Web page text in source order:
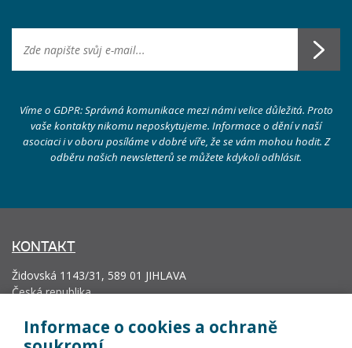
Víme o GDPR: Správná komunikace mezi námi velice důležitá. Proto
vaše kontakty nikomu neposkytujeme. Informace o dění v naší
asociaci i v oboru posíláme v dobré víře, že se vám mohou hodit. Z
odběru našich newsletterů se můžete kdykoli odhlásit.
KONTAKT
Židovská 1143/31, 589 01 JIHLAVA
Česká republika
+420 602 271 633
Informace o cookies a ochraně